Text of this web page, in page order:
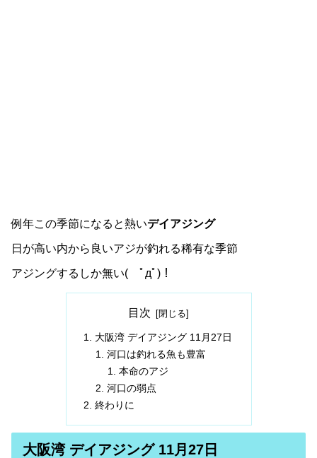
例年この季節になると熱いデイアジング
日が高い内から良いアジが釣れる稀有な季節
アジングするしか無い( ﾟдﾟ)！
目次
大阪湾 デイアジング 11月27日
河口は釣れる魚も豊富
本命のアジ
河口の弱点
終わりに
大阪湾 デイアジング 11月27日